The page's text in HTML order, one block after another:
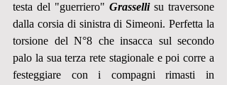
testa del "guerriero" Grasselli su traversone
dalla corsia di sinistra di Simeoni. Perfetta la
torsione del N°8 che insacca sul secondo
palo la sua terza rete stagionale e poi corre a
festeggiare con i compagni rimasti in